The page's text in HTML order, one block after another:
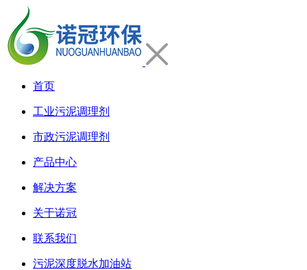
首页
工业污泥调理剂
市政污泥调理剂
产品中心
解决方案
关于诺冠
联系我们
污泥深度脱水加油站